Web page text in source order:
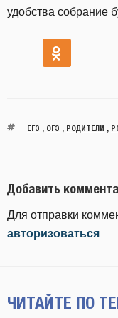
удобства собрание
ЕГЭ , ОГЭ , РОДИТЕЛИ ,
Добавить
Для отправки
авторизоваться
ЧИТАЙТЕ ПО